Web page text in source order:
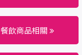
餐飲商品相關